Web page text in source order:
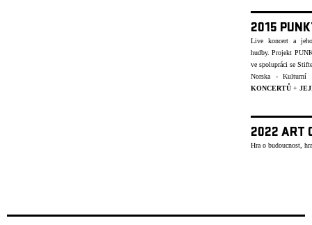
2015
Live koncert a
hudby.Projekt
ve spolupráci se
Norska - Kulturní
KONCERTŮ +
2022 ART
Hra o budoucnost,